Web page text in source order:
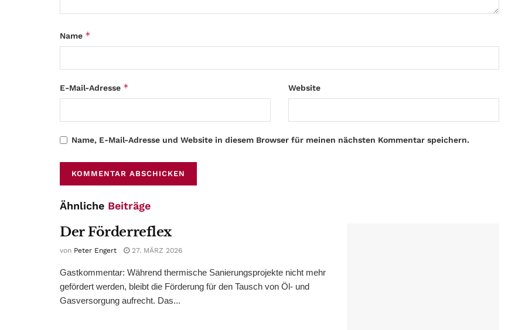
Name *
E-Mail-Adresse * Website
Name, E-Mail-Adresse und Website in diesem Browser für meinen nächsten Kommentar speichern.
Ähnliche Beiträge
Der Förderreflex
von Peter Engert 27. MÄRZ 2026
Gastkommentar: Während thermische Sanierungsprojekte nicht mehr
gefördert werden, bleibt die Förderung für den Tausch von Öl- und
Gasversorgung aufrecht. Das...